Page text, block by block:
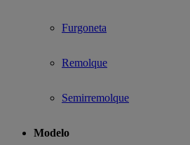
Furgoneta
Remolque
Semirremolque
Modelo